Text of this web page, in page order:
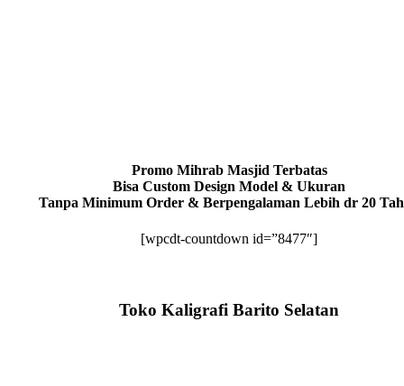
Promo Mihrab Masjid Terbatas
Bisa Custom Design Model & Ukuran
Tanpa Minimum Order & Berpengalaman Lebih dr 20
[wpcdt-countdown id=”8477″]
Toko Kaligrafi Barito Selatan